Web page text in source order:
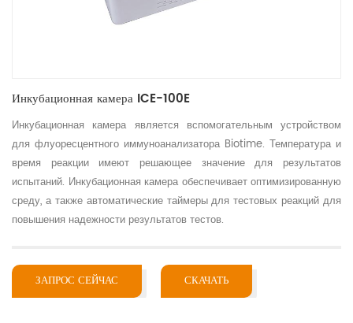
Инкубационная камера ICE-100E
Инкубационная камера является вспомогательным устройством
для флуоресцентного иммуноанализатора Biotime. Температура и
время реакции имеют решающее значение для результатов
испытаний. Инкубационная камера обеспечивает оптимизированную
среду, а также автоматические таймеры для тестовых реакций для
повышения надежности результатов тестов.
ЗАПРОС СЕЙЧАС СКАЧАТЬ